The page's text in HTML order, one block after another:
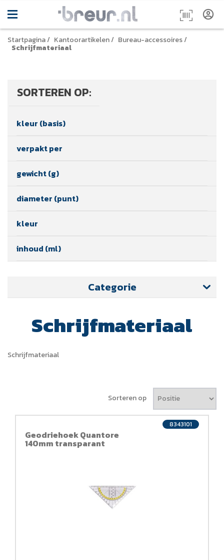
Startpagina/ Kantoorartikelen/ Bureau-accessoires/
Schrijfmateriaal
SORTEREN OP:
kleur (basis)
verpakt per
gewicht (g)
diameter (punt)
kleur
inhoud (ml)
Categorie
Schrijfmateriaal
Schrijfmateriaal
Sorteren op
Geodriehoek Quantore
140mm transparant
8343101